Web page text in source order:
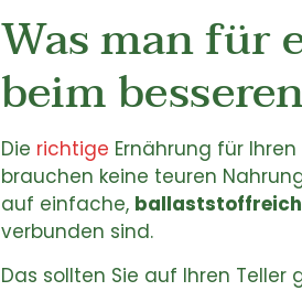
Was man für
beim
Die richtige Ernährung für
brauchen keine teuren
auf einfache,
verbunden sind.
Das sollten Sie auf Ihren Teller